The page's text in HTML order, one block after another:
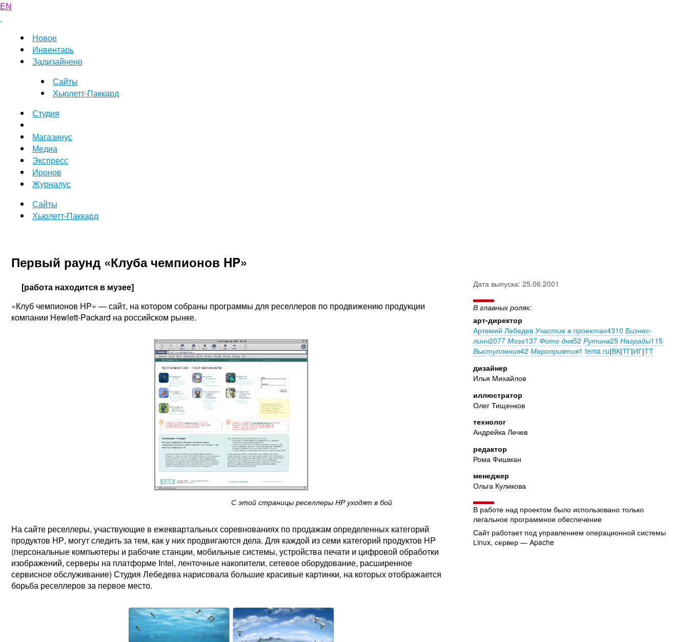
EN
Новое
Инвентарь
Задизайнено
Сайты
Хьюлетт-Паккард
Студия
Магазинус
Медиа
Экспресс
Иронов
Журналус
Сайты
Хьюлетт-Паккард
Первый раунд «Клуба чемпионов HP»
[работа находится в музее]
«Клуб чемпионов HP» — сайт, на котором собраны программы для реселлеров по продвижению продукции
компании Hewlett-Packard на российском рынке.
С этой страницы реселлеры HP уходят в бой
На сайте реселлеры, участвующие в ежеквартальных соревнованиях по продажам определенных категорий
продуктов НР, могут следить за тем, как у них продвигаются дела. Для каждой из семи категорий продуктов HP
(персональные компьютеры и рабочие станции, мобильные системы, устройства печати и цифровой обработки
изображений, серверы на платформе Intel, ленточные накопители, сетевое оборудование, расширенное
сервисное обслуживание) Студия Лебедева нарисовала большие красивые картинки, на которых отображается
борьба реселлеров за первое место.
Дата выпуска: 25.06.2001
В главных ролях:
арт-директор
Артемий Лебедев Участие в проектах4310 Бизнес-
линч2077 Мозг137 Фото дня52 Рутина25 Награды115
Выступления42 Мероприятия1 tema.ru|ВК|ТГ|ИГ|ТТ
дизайнер
Илья Михайлов
иллюстратор
Олег Тищенков
технолог
Андрейка Лечев
редактор
Рома Фишман
менеджер
Ольга Куликова
В работе над проектом было использовано только
легальное программное обеспечение
Сайт работает под управлением операционной системы
Linux, сервер — Apache